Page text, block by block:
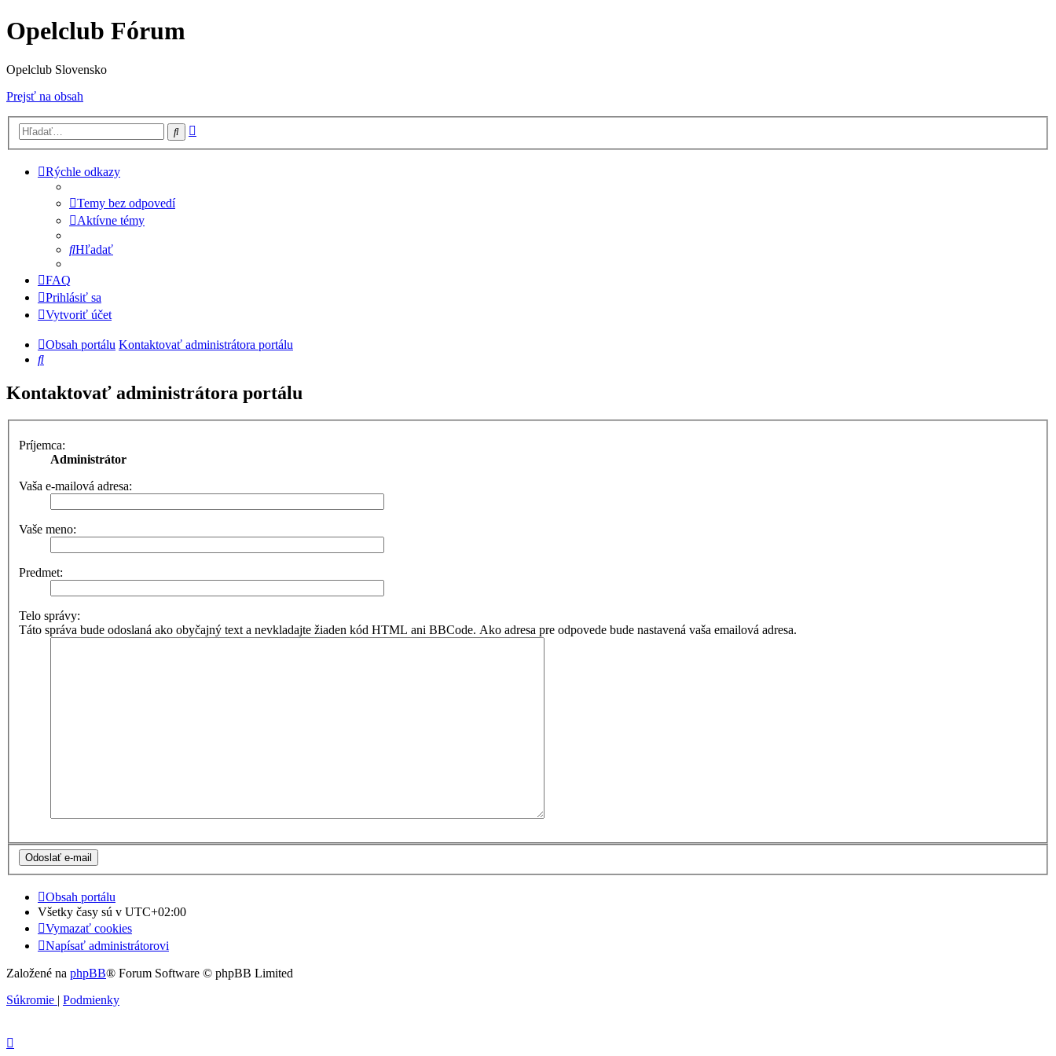
Opelclub Fórum
Opelclub Slovensko
Prejsť na obsah
Hľadať
Rýchle odkazy
Temy bez odpovedí
Aktívne témy
Hľadať
FAQ
Prihlásiť sa
Vytvoriť účet
Obsah portálu Kontaktovať administrátora portálu
Hľadať
Kontaktovať administrátora portálu
Príjemca:
Administrátor
Vaša e-mailová adresa:
Vaše meno:
Predmet:
Telo správy:
Táto správa bude odoslaná ako obyčajný text a nevkladajte žiaden kód HTML ani BBCode. Ako adresa pre odpovede bude nastavená vaša emailová adresa.
Obsah portálu
Všetky časy sú v UTC+02:00
Vymazať cookies
Napísať administrátorovi
Založené na phpBB® Forum Software © phpBB Limited
Súkromie
Podmienky